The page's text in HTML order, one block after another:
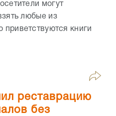
могут
любые из
книги
реставрацию
без